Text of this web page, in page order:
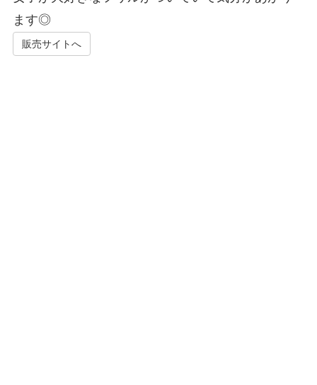
ます◎
販売サイトへ